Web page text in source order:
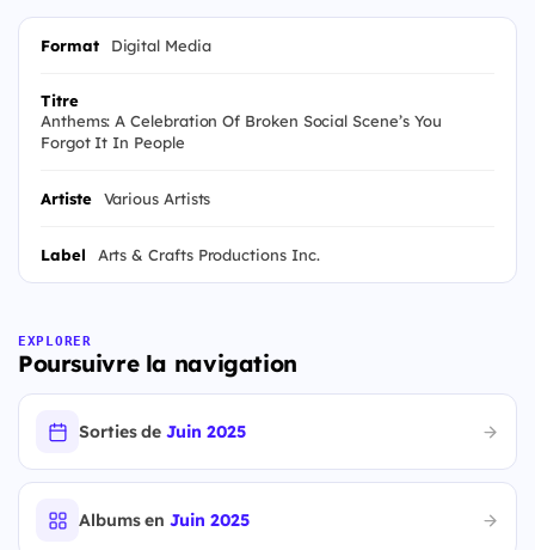
Format Digital Media
Titre
Anthems: A Celebration Of Broken Social Scene’s You
Forgot It In People
Artiste Various Artists
Label Arts & Crafts Productions Inc.
EXPLORER
Poursuivre la navigation
Sorties deJuin 2025
Albums enJuin 2025